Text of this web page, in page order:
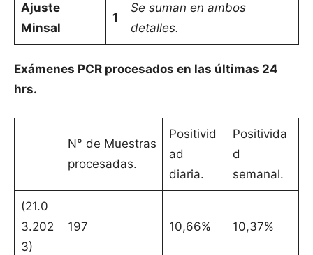
Ajuste
Minsal
1
Se suman en ambos
detalles.
Exámenes PCR procesados en las últimas 24
hrs.
N° de Muestras
procesadas.
Positivid
ad
diaria.
Positivida
d
semanal.
(21.0
3.202
3)
197 10,66% 10,37%